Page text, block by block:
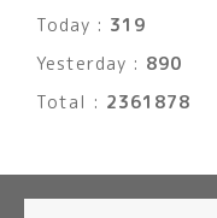
Today : 319
Yesterday : 890
Total : 2361878